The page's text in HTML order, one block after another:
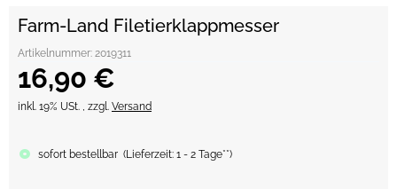
Farm-Land Filetierklappmesser
Artikelnummer: 2019311
16,90 €
inkl. 19% USt. , zzgl. Versand
sofort bestellbar (Lieferzeit: 1 - 2 Tage**)